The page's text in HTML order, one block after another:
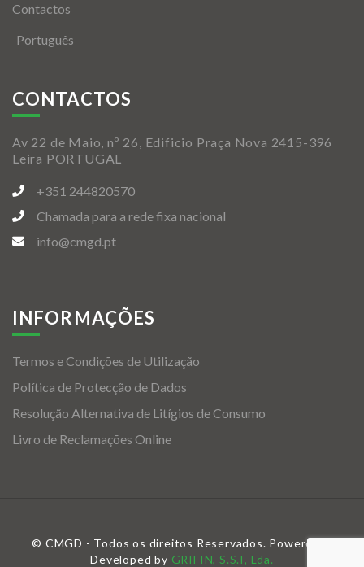
Contactos
Português
CONTACTOS
Av 22 de Maio, nº 26, Edificio Praça Nova 2415-396
Leira PORTUGAL
+351 244820570
Chamada para a rede fixa nacional
info@cmgd.pt
INFORMAÇÕES
Termos e Condições de Utilização
Política de Protecção de Dados
Resolução Alternativa de Litígios de Consumo
Livro de Reclamações Online
© CMGD - Todos os direitos Reservados. Powered &
Developed by GRIFIN, S.S.I, Lda.